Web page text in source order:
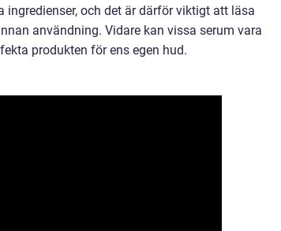
och det är därför viktigt att läsa
användning. Vidare kan vissa serum vara
produkten för ens egen hud.